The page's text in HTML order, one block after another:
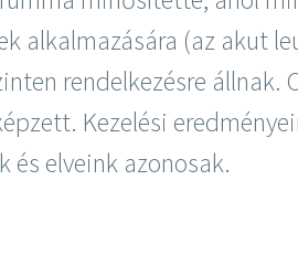
alkalmazására (az akut
rendelkezésre állnak.
Kezelési
és elveink azonosak.